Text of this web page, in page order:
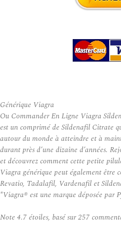
Générique Viagra
Ou Commander En Ligne Viagra
est un comprimé de Sildenafil Citrate
autour du monde à atteindre et à
durant près d’une dizaine d’années.
et découvrez comment cette petite
Viagra générique peut également être
Revatio, Tadalafil, Vardenafil et
*Viagra® est une marque déposée par
Note 4.7étoiles, basé sur257